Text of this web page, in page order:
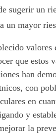
sugerir un
un mayor
que estos
han
con
en
y
la